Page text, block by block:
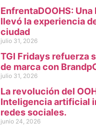
EnfrentaDOOHS: Una
llevó la experiencia
ciudad
julio 31, 2026
TGI Fridays refuerza
de marca con
julio 31, 2026
La revolución del
Inteligencia artificial
redes sociales.
junio 24, 2026